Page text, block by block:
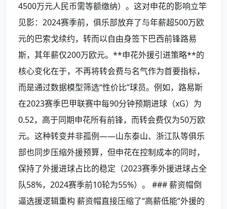
4500万元人民币需等额缴纳）。这对申花的影响立竿
见影：2024赛季前，俱乐部放弃了与年薪超500万欧
元的巴索戈续约，转而以自由身签下巴西前锋路易
斯，其年薪仅200万欧元。**申花外援引进策略**的
核心变化在于，不再将转会费与名气作为首要指标，
而是通过数据模型筛选“性价比”球员。例如，路易斯
在2023赛季巴甲联赛中每90分钟预期进球（xG）为
0.52，高于同期申花所有前锋，而转会费仅为50万欧
元。这种转变并非孤例——山东泰山、浙江队等俱乐
部也同步压缩外援预算，但申花在控制成本的同时，
保持了外援进球占比的稳定（2023赛季外援进球占全
队58%，2024赛季前10轮为55%）。 ### 薪资帽倒
逼选援逻辑重构 薪资帽直接压缩了“高薪低能”外援的